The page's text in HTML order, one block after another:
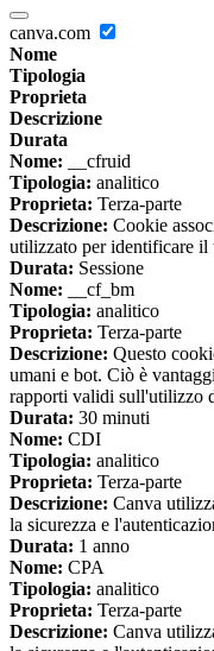
canva.com
Nome
Tipologia
Proprieta
Descrizione
Durata
Nome: __cfruid
Tipologia: analitico
Proprieta: Terza-parte
Descrizione: Cookie
utilizzato per identificare
Durata: Sessione
Nome: __cf_bm
Tipologia: analitico
Proprieta: Terza-parte
Descrizione: Questo
umani e bot. Ciò è
rapporti validi sull'utilizzo
Durata: 30 minuti
Nome: CDI
Tipologia: analitico
Proprieta: Terza-parte
Descrizione: Canva
la sicurezza e
Durata: 1 anno
Nome: CPA
Tipologia: analitico
Proprieta: Terza-parte
Descrizione: Canva